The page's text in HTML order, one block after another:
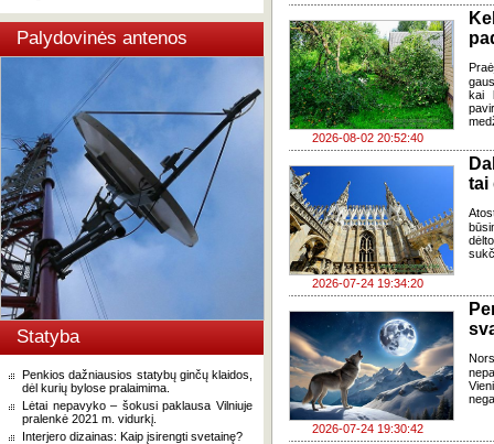
Palydovinės antenos
Statyba
Penkios dažniausios statybų ginčų klaidos,
dėl kurių bylose pralaimima.
Lėtai nepavyko – šokusi paklausa Vilniuje
pralenkė 2021 m. vidurkį.
Interjero dizainas: Kaip įsirengti svetainę?
2026-08-02 20:52:40
kai
2026-07-24 19:34:20
tai
2026-07-24 19:30:42